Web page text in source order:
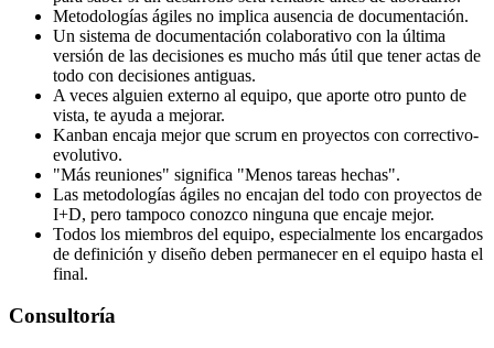
Metodologías ágiles no implica ausencia de documentación.
Un sistema de documentación colaborativo con la última
versión de las decisiones es mucho más útil que tener actas de
todo con decisiones antiguas.
A veces alguien externo al equipo, que aporte otro punto de
vista, te ayuda a mejorar.
Kanban encaja mejor que scrum en proyectos con correctivo-
evolutivo.
"Más reuniones" significa "Menos tareas hechas".
Las metodologías ágiles no encajan del todo con proyectos de
I+D, pero tampoco conozco ninguna que encaje mejor.
Todos los miembros del equipo, especialmente los encargados
de definición y diseño deben permanecer en el equipo hasta el
final.
Consultoría